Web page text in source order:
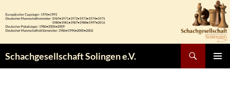
Inhalt
springen
Schachgesellschaft Solingen e.V.